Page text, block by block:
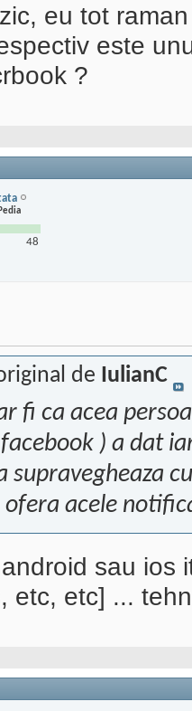
eu tot
este
?
48
de IulianC
fi ca acea
) a dat
supravegheaza
acele
sau ios
etc, etc] ...